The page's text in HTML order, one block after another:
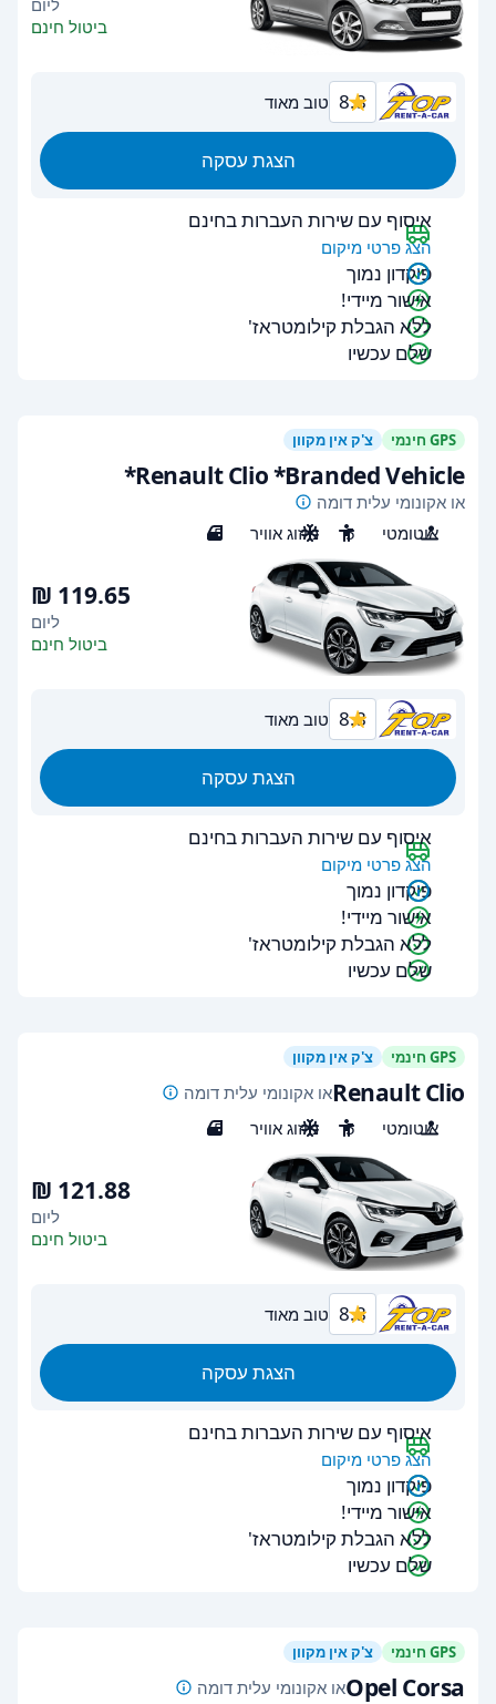
ביטול חינם
8.8 טוב מאוד
הצגת עסקה
איסוף עם שירות העברות בחינם
הצג פרטי מיקום
פיקדון נמוך
אישור מיידי!
ללא הגבלת קילומטראז'
שלם עכשיו
GPS חינמי צ'ק אין מקוון
Renault Clio *Branded Vehicle*
או אקונומי עלית דומה
אוטומטי
5 מיזוג אוויר 5
ליום
ביטול חינם
8.8 טוב מאוד
הצגת עסקה
איסוף עם שירות העברות בחינם
הצג פרטי מיקום
פיקדון נמוך
אישור מיידי!
ללא הגבלת קילומטראז'
שלם עכשיו
GPS חינמי צ'ק אין מקוון
Renault Clioאו אקונומי עלית דומה
אוטומטי
5 מיזוג אוויר 5
ליום
ביטול חינם
8.8 טוב מאוד
הצגת עסקה
איסוף עם שירות העברות בחינם
הצג פרטי מיקום
פיקדון נמוך
אישור מיידי!
ללא הגבלת קילומטראז'
שלם עכשיו
GPS חינמי צ'ק אין מקוון
Opel Corsaאו אקונומי עלית דומה